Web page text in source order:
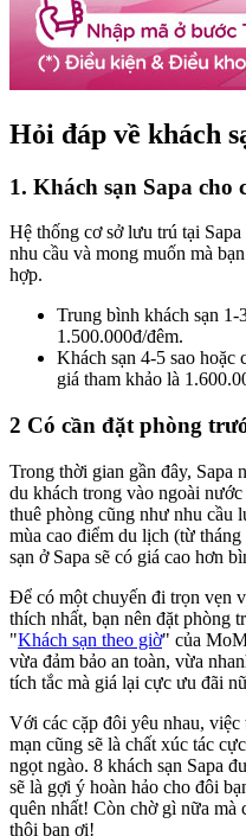
Hỏi đáp về khách
1. Khách sạn Sapa cho
Hệ thống cơ sở lưu trú tại
nhu cầu và mong muốn mà
hợp.
Trung bình khách sạn 1-
1.500.000đ/đêm.
Khách sạn 4-5 sao hoặc
giá tham khảo là
2 Có cần đặt phòng
Trong thời gian gần đây, Sapa
du khách trong vào ngoài
thuê phòng cũng như nhu cầu
mùa cao điểm du lịch (từ
sạn ở Sapa sẽ có giá cao hơn
Để có một chuyến đi trọn vẹn
thích nhất, bạn nên đặt phòng
"Khách sạn theo giờ" của
vừa đảm bảo an toàn, vừa
tích tắc mà giá lại cực ưu đãi
Với các cặp đôi yêu nhau,
mạn cũng sẽ là chất xúc tác
ngọt ngào. 8 khách sạn Sapa
sẽ là gợi ý hoàn hảo cho đôi
quên nhất! Còn chờ gì nữa
thôi bạn ơi!